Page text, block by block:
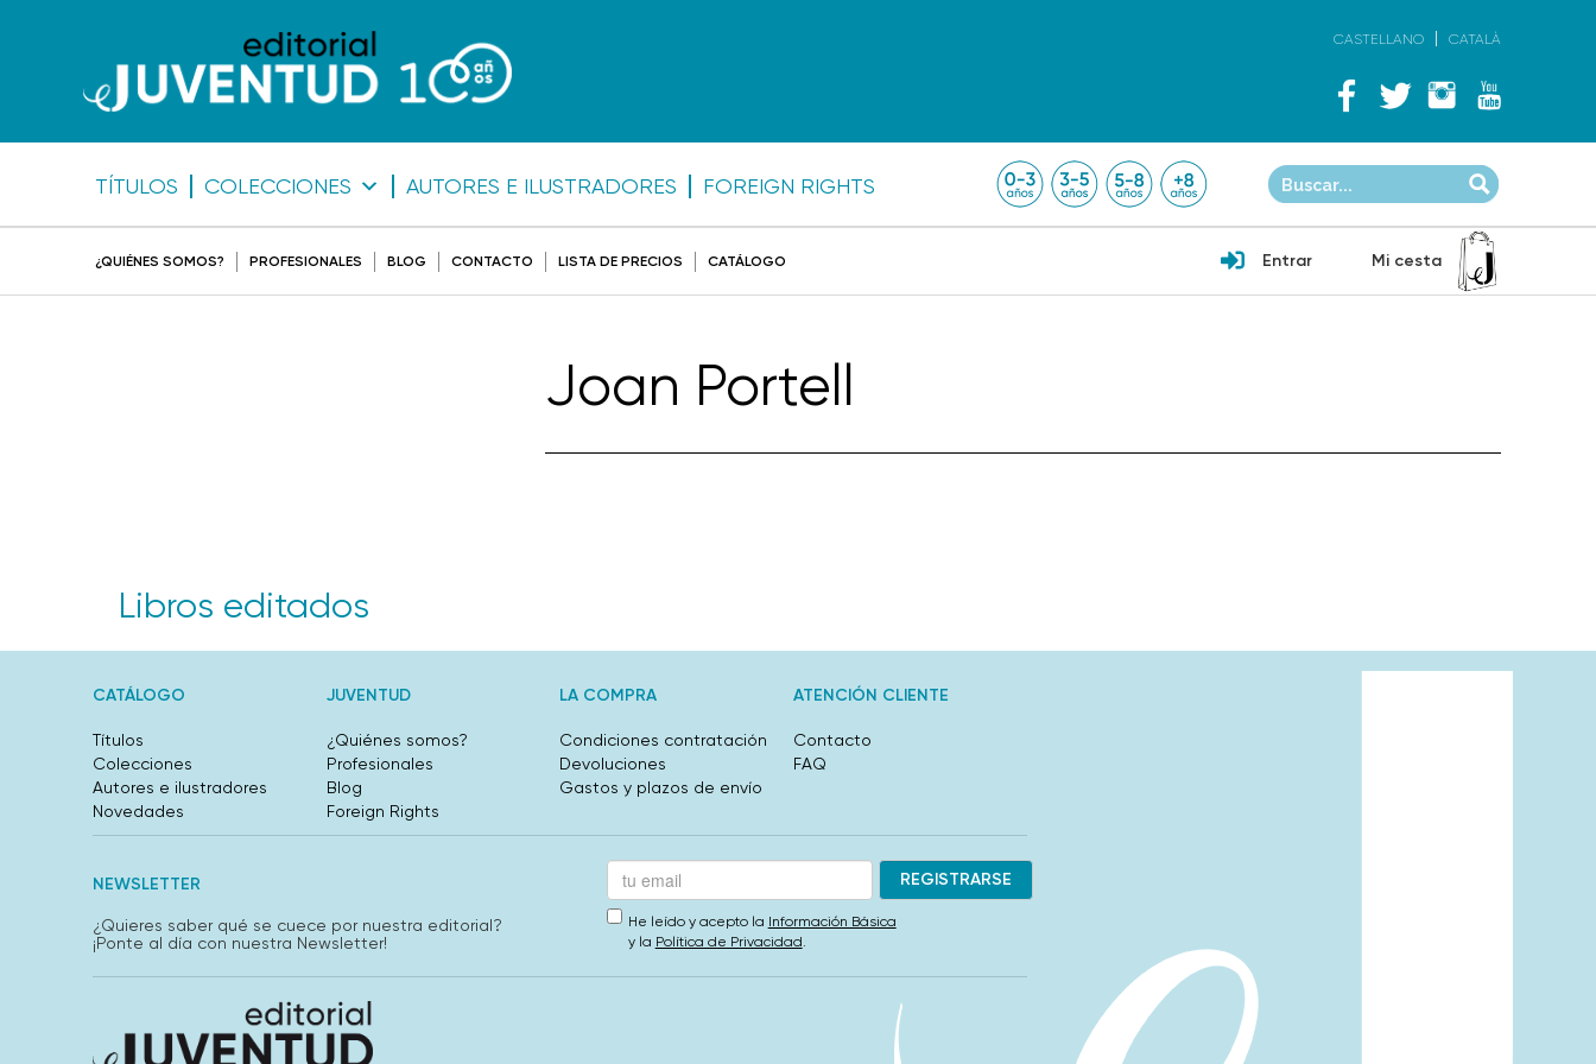
CASTELLANO CATALÀ
TÍTULOS COLECCIONES AUTORES E ILUSTRADORES FOREIGN RIGHTS
¿QUIÉNES SOMOS? PROFESIONALES BLOG CONTACTO LISTA DE PRECIOS CATÁLOGO Entrar Mi cesta
Joan Portell
Libros editados
CATÁLOGO
Títulos
Colecciones
Autores e ilustradores
Novedades
JUVENTUD
¿Quiénes somos?
Profesionales
Blog
Foreign Rights
LA COMPRA
Condiciones contratación
Devoluciones
Gastos y plazos de envío
ATENCIÓN CLIENTE
Contacto
FAQ
NEWSLETTER
¿Quieres saber qué se cuece por nuestra editorial?
¡Ponte al día con nuestra Newsletter!
He leído y acepto la Información Básica
y la Política de Privacidad.